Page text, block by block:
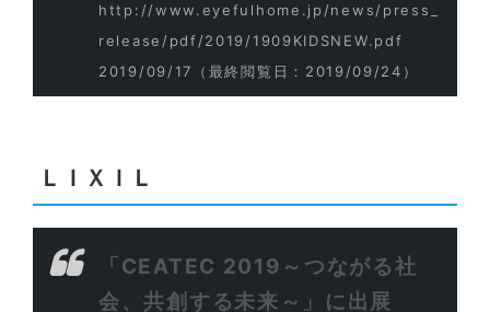
http://www.eyefulhome.jp/news/press_
release/pdf/2019/1909KIDSNEW.pdf
2019/09/17
（最終閲覧日：2019/09/24）
ＬＩＸＩＬ
「CEATEC 2019～つながる社
会、共創する未来～」に出展